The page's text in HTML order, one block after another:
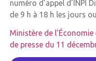
numéro d’appel d’INPI
de 9 h à 18 h les jours
Ministère de
de presse du 11